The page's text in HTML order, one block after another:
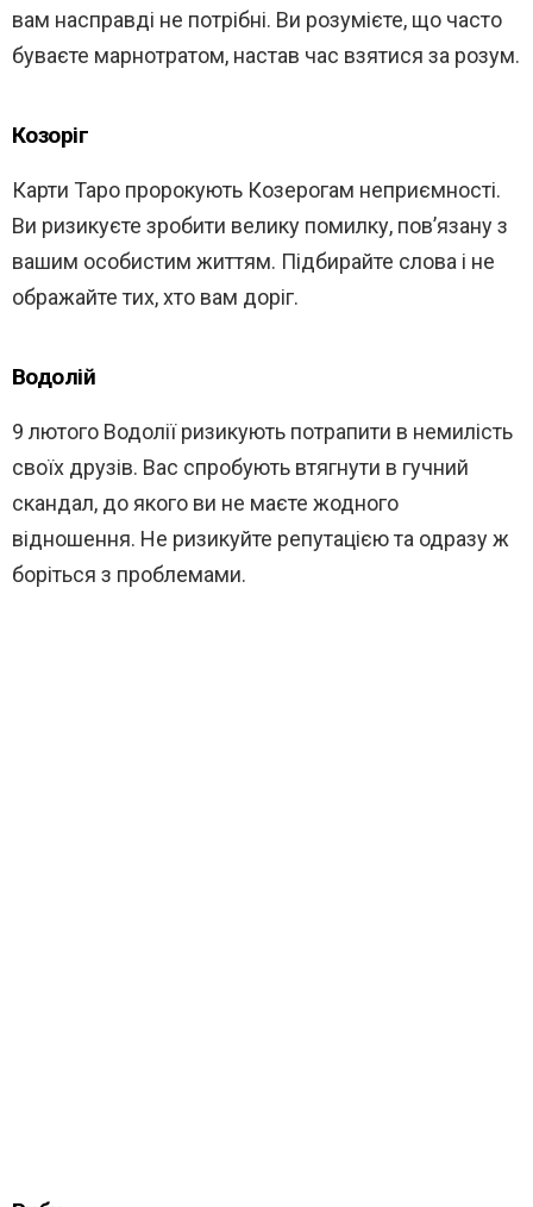
вам насправді не потрібні. Ви розумієте, що часто
буваєте марнотратом, настав час взятися за розум.
Козоріг
Карти Таро пророкують Козерогам неприємності.
Ви ризикуєте зробити велику помилку, пов’язану з
вашим особистим життям. Підбирайте слова і не
ображайте тих, хто вам доріг.
Водолій
9 лютого Водолії ризикують потрапити в немилість
своїх друзів. Вас спробують втягнути в гучний
скандал, до якого ви не маєте жодного
відношення. Не ризикуйте репутацією та одразу ж
боріться з проблемами.